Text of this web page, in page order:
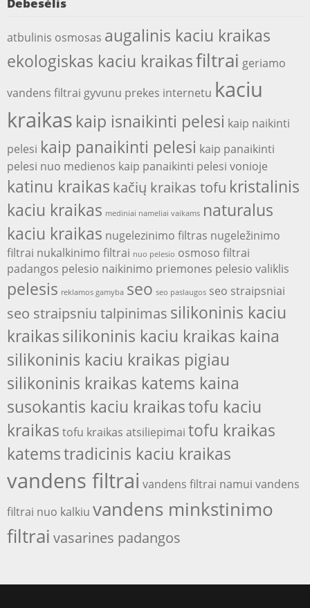
atbulinis osmosas augalinis kaciu kraikas
ekologiskas kaciu kraikasfiltrai geriamo
vandens filtrai gyvunu prekes internetu kaciu
kraikas kaip isnaikinti pelesi kaip naikinti
pelesi kaip panaikinti pelesi kaip panaikinti
pelesi nuo medienos kaip panaikinti pelesi vonioje
katinu kraikas kačių kraikas tofu kristalinis
kaciu kraikas mediniai nameliai vaikams naturalus
kaciu kraikas nugelezinimo filtras nugeležinimo
filtrai nukalkinimo filtrai nuo pelesio osmoso filtrai
padangos pelesio naikinimo priemones pelesio valiklis
pelesis reklamos gamyba seo seo paslaugos seo straipsniai
seo straipsniu talpinimas silikoninis kaciu
kraikassilikoninis kaciu kraikas kaina
silikoninis kaciu kraikas pigiau
silikoninis kraikas katems kaina
susokantis kaciu kraikastofu kaciu
kraikas tofu kraikas atsiliepimai tofu kraikas
katemstradicinis kaciu kraikas
vandens filtrai vandens filtrai namui vandens
filtrai nuo kalkiu vandens minkstinimo
filtrai vasarines padangos